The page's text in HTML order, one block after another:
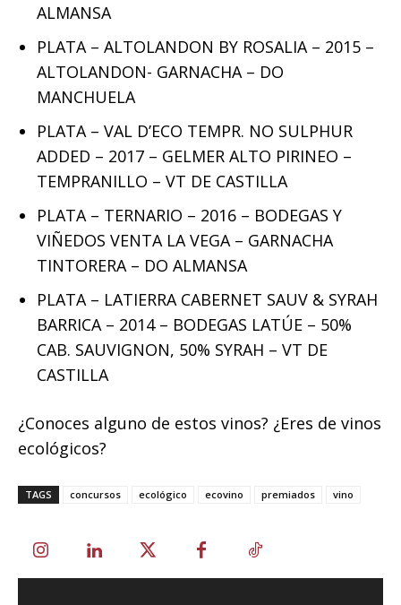
ALMANSA
PLATA – ALTOLANDON BY ROSALIA – 2015 –
ALTOLANDON- GARNACHA – DO
MANCHUELA
PLATA – VAL D’ECO TEMPR. NO SULPHUR
ADDED – 2017 – GELMER ALTO PIRINEO –
TEMPRANILLO – VT DE CASTILLA
PLATA – TERNARIO – 2016 – BODEGAS Y
VIÑEDOS VENTA LA VEGA – GARNACHA
TINTORERA – DO ALMANSA
PLATA – LATIERRA CABERNET SAUV & SYRAH
BARRICA – 2014 – BODEGAS LATÚE – 50%
CAB. SAUVIGNON, 50% SYRAH – VT DE
CASTILLA
¿Conoces alguno de estos vinos? ¿Eres de vinos
ecológicos?
TAGS concursos ecológico ecovino premiados vino